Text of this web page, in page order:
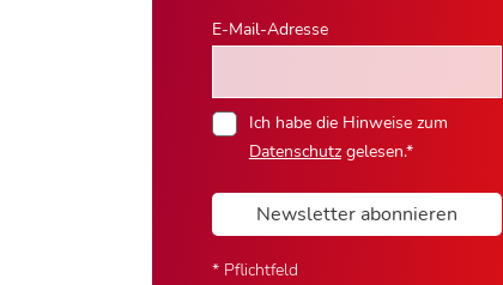
E-Mail-Adresse
Ich habe die Hinweise zum
Datenschutzgelesen.*
Newsletter abonnieren
* Pflichtfeld